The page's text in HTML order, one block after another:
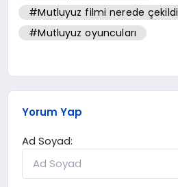
#Mutluyuz filmi nerede çekildi
#Mutluyuz oyuncuları
Yorum Yap
Ad Soyad: